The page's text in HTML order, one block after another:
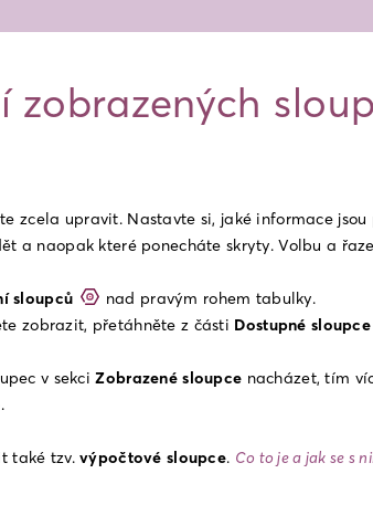
zobrazených
zcela upravit. Nastavte si, jaké informace
a naopak které ponecháte skryty. Volbu a
sloupců
nad pravým rohem tabulky.
zobrazit, přetáhněte z části Dostupné sloupce
v sekci Zobrazené sloupce nacházet, tím
také tzv. výpočtové sloupce. Co to je a jak se s